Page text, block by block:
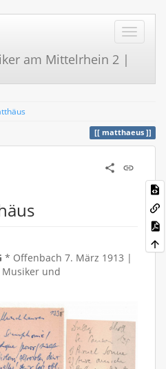
am Mittelrhein 2 |
matthaeus
* Offenbach 7. März 1913 |
Musiker und